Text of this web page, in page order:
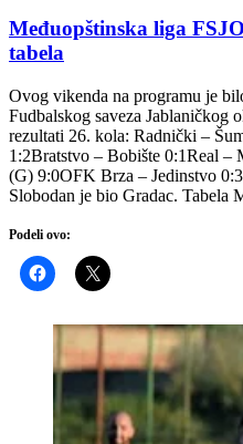
Međuopštinska liga
tabela
Ovog vikenda na programu je
Fudbalskog saveza Jablaničkog
rezultati 26. kola: Radnički –
1:2Bratstvo – Bobište 0:1Real –
(G) 9:0OFK Brza – Jedinstvo
Slobodan je bio Gradac.
Podeli ovo: